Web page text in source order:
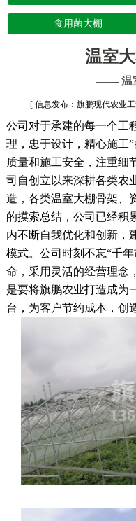
食用菌大棚
温室
—— 温
[ 信息发布：旗鹏现代农业工
公司对于承建的每一个工
理，忠于设计，精心施工
质量和施工安全，注重细
司自创立以来深耕各类农
造，各类温室大棚骨架、
的摸索总结，公司已经积
内不断自我优化和创新，
模式。公司时刻不忘“千
命，采用灵活的经营理念
是要将旗鹏农业打造成为
台，为客户节约成本，创